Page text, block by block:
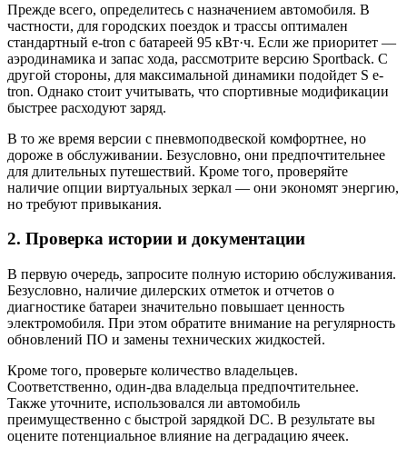
Прежде всего, определитесь с назначением автомобиля. В
частности, для городских поездок и трассы оптимален
стандартный e-tron с батареей 95 кВт·ч. Если же приоритет —
аэродинамика и запас хода, рассмотрите версию Sportback. С
другой стороны, для максимальной динамики подойдет S e-
tron. Однако стоит учитывать, что спортивные модификации
быстрее расходуют заряд.
В то же время версии с пневмоподвеской комфортнее, но
дороже в обслуживании. Безусловно, они предпочтительнее
для длительных путешествий. Кроме того, проверяйте
наличие опции виртуальных зеркал — они экономят энергию,
но требуют привыкания.
2. Проверка истории и документации
В первую очередь, запросите полную историю обслуживания.
Безусловно, наличие дилерских отметок и отчетов о
диагностике батареи значительно повышает ценность
электромобиля. При этом обратите внимание на регулярность
обновлений ПО и замены технических жидкостей.
Кроме того, проверьте количество владельцев.
Соответственно, один-два владельца предпочтительнее.
Также уточните, использовался ли автомобиль
преимущественно с быстрой зарядкой DC. В результате вы
оцените потенциальное влияние на деградацию ячеек.